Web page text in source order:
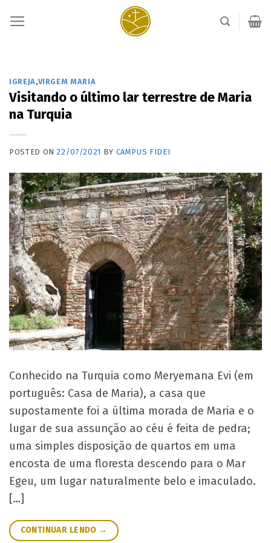
IGREJA,VIRGEM MARIA
Visitando o último lar terrestre de Maria
na Turquia
POSTED ON22/07/2021 BY CAMPUS FIDEI
Conhecido na Turquia como Meryemana Evi (em
português: Casa de Maria), a casa que
supostamente foi a última morada de Maria e o
lugar de sua assunção ao céu é feita de pedra;
uma simples disposição de quartos em uma
encosta de uma floresta descendo para o Mar
Egeu, um lugar naturalmente belo e imaculado.
[…]
CONTINUAR LENDO →